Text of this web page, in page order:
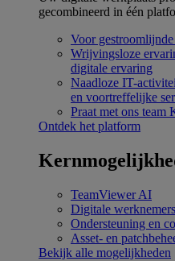
gecombineerd in één
Voor
Wrijvingsloze
digitale ervaring
Naadloze IT-
en voortreffelijke
Praat met ons team
Ontdek het platform
TeamViewer AI
Digitale
Ondersteuning en
Asset- en
Bekijk alle mogelijkheden